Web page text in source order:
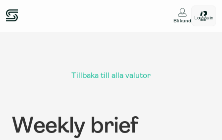
Bli kund
Logga in
Tillbaka till alla valutor
Weekly brief